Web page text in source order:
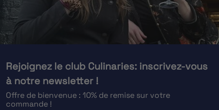
Rejoignez le club Culinaries: inscrivez-vous
à notre newsletter !
Offre de bienvenue : 10% de remise sur votre
commande !